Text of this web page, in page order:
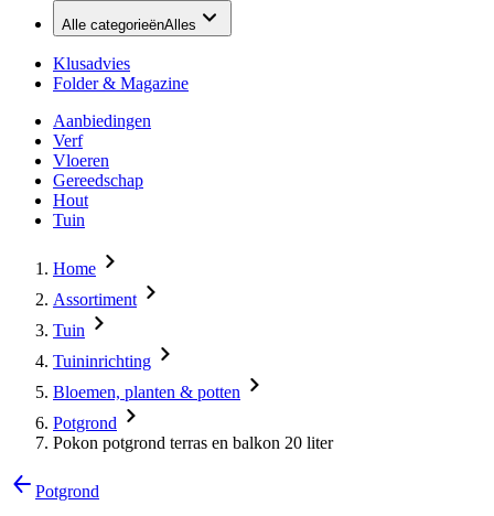
Alle categorieënAlles
Klusadvies
Folder & Magazine
Aanbiedingen
Verf
Vloeren
Gereedschap
Hout
Tuin
Home
Assortiment
Tuin
Tuininrichting
Bloemen, planten & potten
Potgrond
Pokon potgrond terras en balkon 20 liter
Potgrond